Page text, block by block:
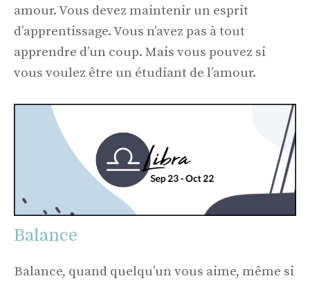
amour. Vous devez maintenir un esprit
d’apprentissage. Vous n’avez pas à tout
apprendre d’un coup. Mais vous pouvez si
vous voulez être un étudiant de l’amour.
Balance
Balance, quand quelqu’un vous aime, même si